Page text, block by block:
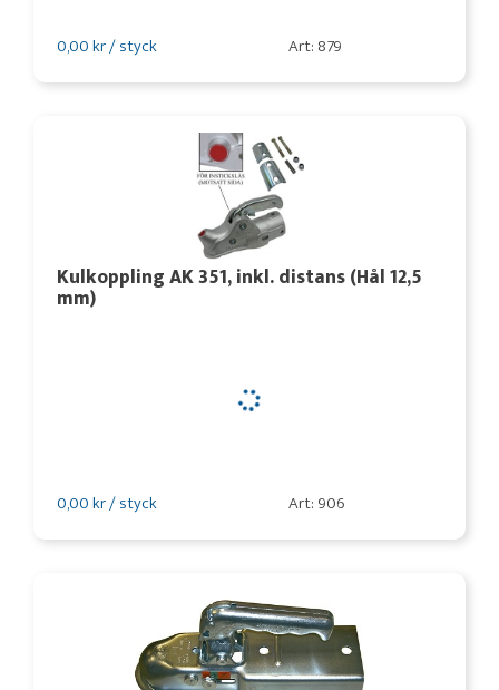
0,00 kr / styck Art: 879
Kulkoppling AK 351, inkl. distans (Hål 12,5
mm)
0,00 kr / styck Art: 906